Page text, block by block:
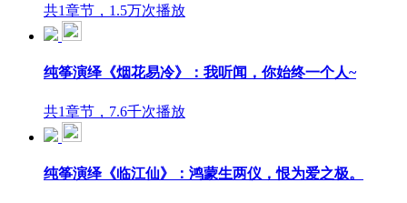
共1章节，1.5万次播放
纯筝演绎《烟花易冷》：我听闻，你始终一个人~
共1章节，7.6千次播放
纯筝演绎《临江仙》：鸿蒙生两仪，恨为爱之极。